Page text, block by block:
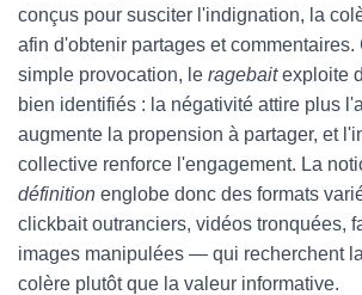
conçus pour susciter l'indignation, la
afin d'obtenir partages et commentaires.
simple provocation, le ragebaitexploite
bien identifiés : la négativité attire plus
augmente la propension à partager, et
collective renforce l'engagement. La
définition englobe donc des formats
clickbait outranciers, vidéos tronquées,
images manipulées — qui recherchent
colère plutôt que la valeur informative.